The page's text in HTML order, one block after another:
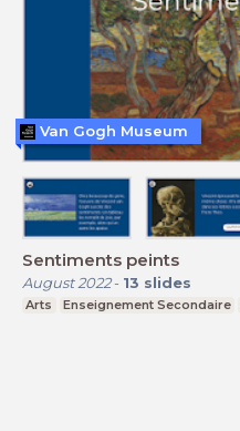
Sentiments peints
August 2022- 13 slides
Arts Enseignement Secondaire
Van Gogh Museum